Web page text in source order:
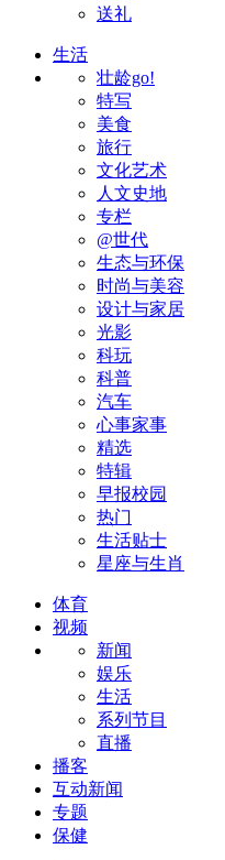
送礼
生活
壮龄go!
特写
美食
旅行
文化艺术
人文史地
专栏
@世代
生态与环保
时尚与美容
设计与家居
光影
科玩
科普
汽车
心事家事
精选
特辑
早报校园
热门
生活贴士
星座与生肖
体育
视频
新闻
娱乐
生活
系列节目
直播
播客
互动新闻
专题
保健